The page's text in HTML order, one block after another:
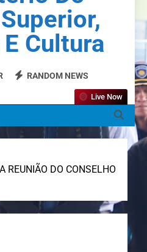
Cultura
RANDOM NEWS
Live Now
REUNIÃO DO CONSELHO